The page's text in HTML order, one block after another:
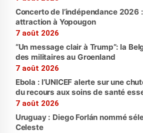
Concerto de l’indépendance
attraction à Yopougon
7 août 2026
“Un message clair à Trump”: la
des militaires au Groenland
7 août 2026
Ebola : l’UNICEF alerte sur une
du recours aux soins de santé
7 août 2026
Uruguay : Diego Forlán nommé
Celeste